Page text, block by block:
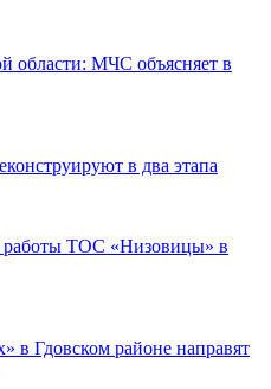
области: МЧС объясняет в
в два этапа
работы ТОС «Низовицы» в
в Гдовском районе направят